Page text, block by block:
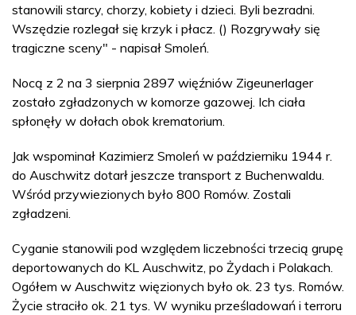
stanowili starcy, chorzy, kobiety i dzieci. Byli bezradni.
Wszędzie rozlegał się krzyk i płacz. () Rozgrywały się
tragiczne sceny" - napisał Smoleń.
Nocą z 2 na 3 sierpnia 2897 więźniów Zigeunerlager
zostało zgładzonych w komorze gazowej. Ich ciała
spłonęły w dołach obok krematorium.
Jak wspominał Kazimierz Smoleń w październiku 1944 r.
do Auschwitz dotarł jeszcze transport z Buchenwaldu.
Wśród przywiezionych było 800 Romów. Zostali
zgładzeni.
Cyganie stanowili pod względem liczebności trzecią grupę
deportowanych do KL Auschwitz, po Żydach i Polakach.
Ogółem w Auschwitz więzionych było ok. 23 tys. Romów.
Życie straciło ok. 21 tys. W wyniku prześladowań i terroru